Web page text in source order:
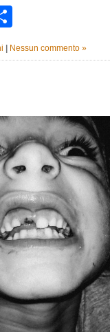
| Nessun commento »